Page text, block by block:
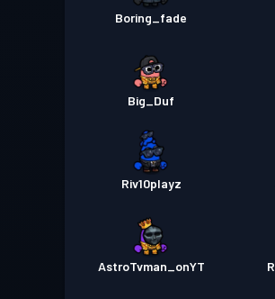
Boring_fade
Big_Duf
Riv10playz
AstroTvman_onYT